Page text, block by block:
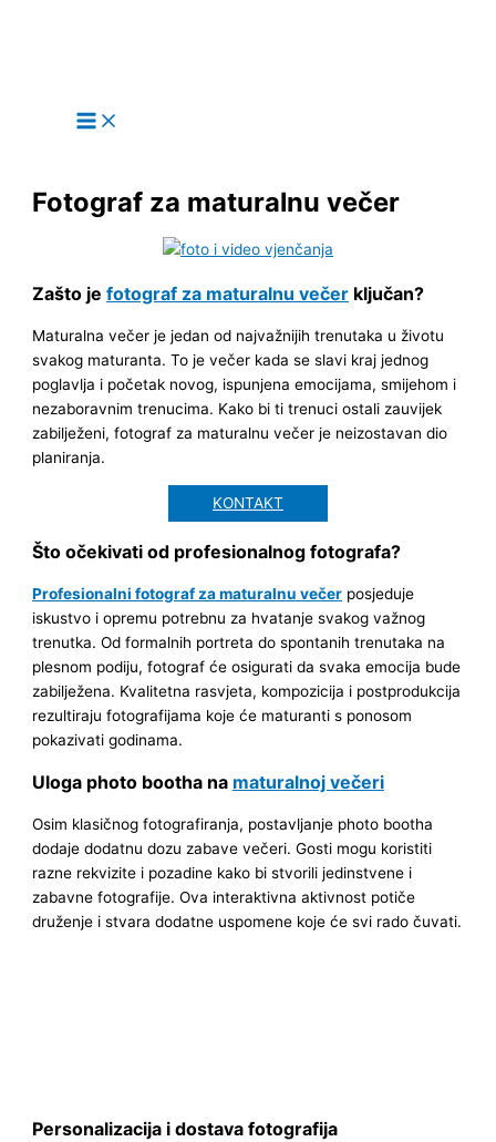
Fotograf za maturalnu večer
Zašto jefotograf za maturalnu večer ključan?
Maturalna večer je jedan od najvažnijih trenutaka u životu
svakog maturanta. To je večer kada se slavi kraj jednog
poglavlja i početak novog, ispunjena emocijama, smijehom i
nezaboravnim trenucima. Kako bi ti trenuci ostali zauvijek
zabilježeni, fotograf za maturalnu večer je neizostavan dio
planiranja.
KONTAKT
Što očekivati od profesionalnog fotografa?
Profesionalni fotograf za maturalnu večer posjeduje
iskustvo i opremu potrebnu za hvatanje svakog važnog
trenutka. Od formalnih portreta do spontanih trenutaka na
plesnom podiju, fotograf će osigurati da svaka emocija bude
zabilježena. Kvalitetna rasvjeta, kompozicija i postprodukcija
rezultiraju fotografijama koje će maturanti s ponosom
pokazivati godinama.
Uloga photo bootha na maturalnoj večeri
Osim klasičnog fotografiranja, postavljanje photo bootha
dodaje dodatnu dozu zabave večeri. Gosti mogu koristiti
razne rekvizite i pozadine kako bi stvorili jedinstvene i
zabavne fotografije. Ova interaktivna aktivnost potiče
druženje i stvara dodatne uspomene koje će svi rado čuvati.
Personalizacija i dostava fotografija